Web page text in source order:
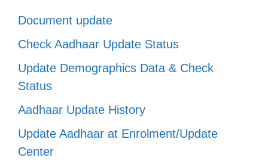
Document update
Check Aadhaar Update Status
Update Demographics Data & Check
Status
Aadhaar Update History
Update Aadhaar at Enrolment/Update
Center